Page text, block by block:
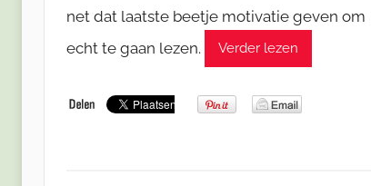
net dat laatste beetje motivatie geven om
echt te gaan lezen.
Verder lezen